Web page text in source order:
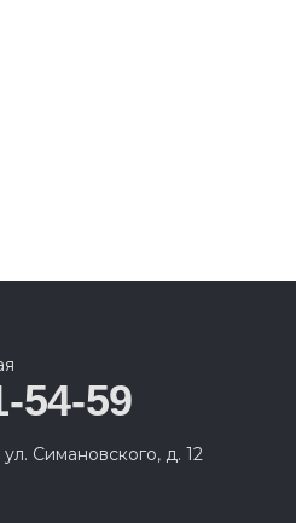
54-59
Симановского, д. 12